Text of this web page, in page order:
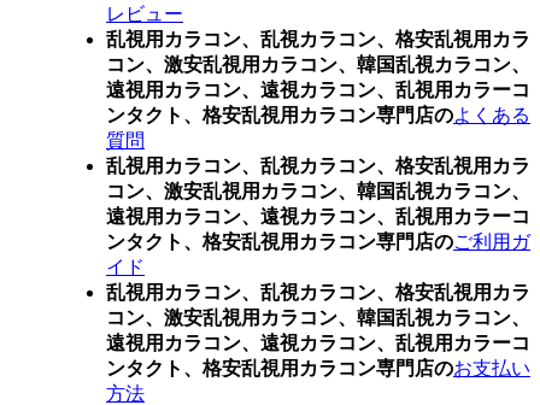
レビュー
乱視用カラコン、乱視カラコン、格安乱視用カラ
コン、激安乱視用カラコン、韓国乱視カラコン、
遠視用カラコン、遠視カラコン、乱視用カラーコ
ンタクト、格安乱視用カラコン専門店のよくある
質問
乱視用カラコン、乱視カラコン、格安乱視用カラ
コン、激安乱視用カラコン、韓国乱視カラコン、
遠視用カラコン、遠視カラコン、乱視用カラーコ
ンタクト、格安乱視用カラコン専門店のご利用ガ
イド
乱視用カラコン、乱視カラコン、格安乱視用カラ
コン、激安乱視用カラコン、韓国乱視カラコン、
遠視用カラコン、遠視カラコン、乱視用カラーコ
ンタクト、格安乱視用カラコン専門店のお支払い
方法